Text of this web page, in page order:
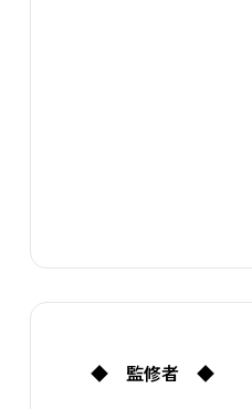
◆ 監修者 ◆